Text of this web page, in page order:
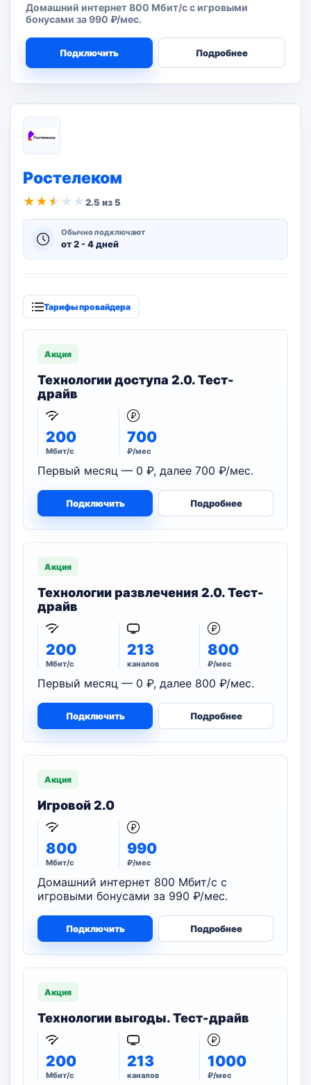
Домашний интернет 800 Мбит/с с игровыми
бонусами за 990 ₽/мес.
Подключить Подробнее
Ростелеком
★ ★ ★ ★ ★2.5 из 5
Обычно подключают
от 2 - 4 дней
Тарифы провайдера
Акция
Технологии доступа 2.0. Тест-
драйв
200
Мбит/с
700
₽/мес
Первый месяц — 0 ₽, далее 700 ₽/мес.
Подключить Подробнее
Акция
Технологии развлечения 2.0. Тест-
драйв
200
Мбит/с
213
каналов
800
₽/мес
Первый месяц — 0 ₽, далее 800 ₽/мес.
Подключить Подробнее
Акция
Игровой 2.0
800
Мбит/с
990
₽/мес
Домашний интернет 800 Мбит/с с
игровыми бонусами за 990 ₽/мес.
Подключить Подробнее
Акция
Технологии выгоды. Тест-драйв
200
Мбит/с
213
каналов
1000
₽/мес